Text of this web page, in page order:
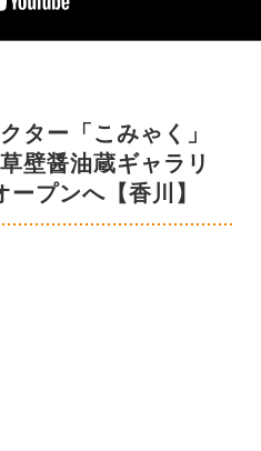
ター「こみゃく」
壁醤油蔵ギャラリ
プンへ【香川】